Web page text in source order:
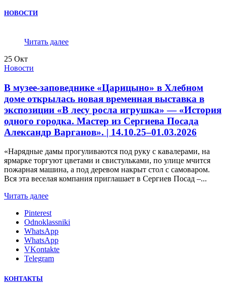
НОВОСТИ
Читать далее
25 Окт
Новости
В музее-заповеднике «Царицыно» в Хлебном
доме открылась новая временная выставка в
экспозиции «В лесу росла игрушка» — «История
одного городка. Мастер из Сергиева Посада
Александр Варганов». | 14.10.25–01.03.2026
«Нарядные дамы прогуливаются под руку с кавалерами, на
ярмарке торгуют цветами и свистульками, по улице мчится
пожарная машина, а под деревом накрыт стол с самоваром.
Вся эта веселая компания приглашает в Сергиев Посад –...
Читать далее
Pinterest
Odnoklassniki
WhatsApp
WhatsApp
VKontakte
Telegram
КОНТАКТЫ